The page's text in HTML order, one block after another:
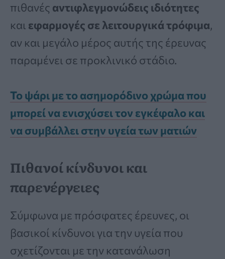
πιθανές αντιφλεγμονώδεις ιδιότητες
και εφαρμογές σε λειτουργικά τρόφιμα,
αν και μεγάλο μέρος αυτής της έρευνας
παραμένει σε προκλινικό στάδιο.
Το ψάρι με το ασημορόδινο χρώμα που
μπορεί να ενισχύσει τον εγκέφαλο και
να συμβάλλει στην υγεία των ματιών
Πιθανοί κίνδυνοι και
παρενέργειες
Σύμφωνα με πρόσφατες έρευνες, οι
βασικοί κίνδυνοι για την υγεία που
σχετίζονται με την κατανάλωση